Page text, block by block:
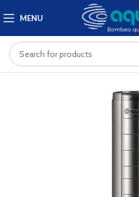
MENU